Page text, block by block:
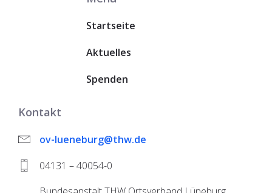
Startseite
Aktuelles
Spenden
Kontakt
ov-lueneburg@thw.de
04131 – 40054-0